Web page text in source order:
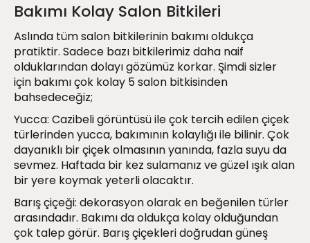
Bakımı Kolay Salon Bitkileri
Aslında tüm salon bitkilerinin bakımı oldukça
pratiktir. Sadece bazı bitkilerimiz daha naif
olduklarından dolayı gözümüz korkar. Şimdi sizler
için bakımı çok kolay 5 salon bitkisinden
bahsedeceğiz;
Yucca: Cazibeli görüntüsü ile çok tercih edilen çiçek
türlerinden yucca, bakımının kolaylığı ile bilinir. Çok
dayanıklı bir çiçek olmasının yanında, fazla suyu da
sevmez. Haftada bir kez sulamanız ve güzel ışık alan
bir yere koymak yeterli olacaktır.
Barış çiçeği: dekorasyon olarak en beğenilen türler
arasındadır. Bakımı da oldukça kolay olduğundan
çok talep görür. Barış çiçekleri doğrudan güneş